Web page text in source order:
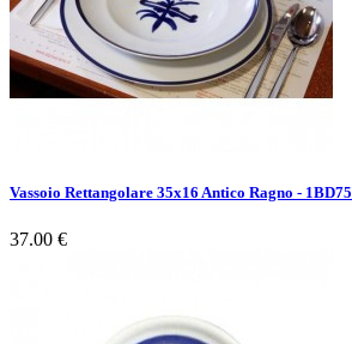
Vassoio Rettangolare 35x16 Antico Ragno - 1BD75
37.00 €